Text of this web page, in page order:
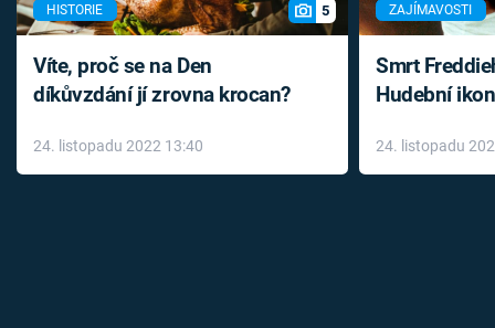
HISTORIE 5
Víte, proč se na Den
díkůvzdání jí zrovna krocan?
24. listopadu 2022 13:40
ZAJÍMAVOSTI
Smrt
Hudební
léky
24. listopadu